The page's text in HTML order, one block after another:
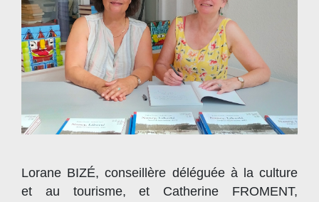
Lorane BIZÉ, conseillère déléguée à la culture
et au tourisme, et Catherine FROMENT,